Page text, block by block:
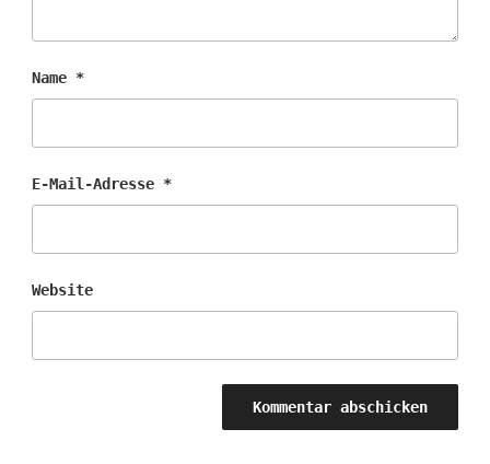
Name *
E-Mail-Adresse *
Website